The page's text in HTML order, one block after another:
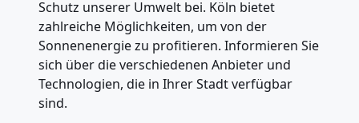
Schutz unserer Umwelt bei. Köln bietet
zahlreiche Möglichkeiten, um von der
Sonnenenergie zu profitieren. Informieren Sie
sich über die verschiedenen Anbieter und
Technologien, die in Ihrer Stadt verfügbar
sind.